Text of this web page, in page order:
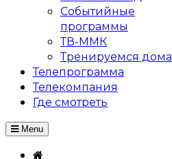
Событийные
программы
ТВ-ММК
Тренируемся дома
Телепрограмма
Телекомпания
Где смотреть
Menu